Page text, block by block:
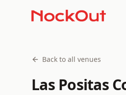
Back to all venues
Las Positas